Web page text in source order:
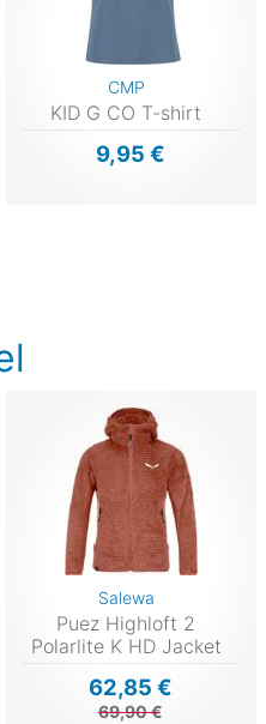
Salewa
Puez Highloft 2
Polarlite K HD Jacket
62,85 €
69,90 €
CMP
KID G CO T-shirt
9,95 €